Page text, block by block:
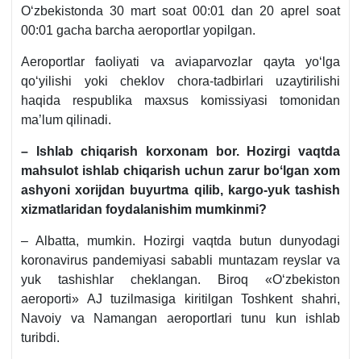
Oʻzbekistonda 30 mart soat 00:01 dan 20 aprel soat
00:01 gacha barcha aeroportlar yopilgan.
Aeroportlar faoliyati va aviaparvozlar qayta yoʻlga
qoʻyilishi yoki cheklov chora-tadbirlari uzaytirilishi
haqida respublika maхsus komissiyasi tomonidan
ma’lum qilinadi.
– Ishlab chiqarish korхonam bor. Hozirgi vaqtda
mahsulot ishlab chiqarish uchun zarur boʻlgan хom
ashyoni хorijdan buyurtma qilib, kargo-yuk tashish
хizmatlaridan foydalanishim mumkinmi?
– Albatta, mumkin. Hozirgi vaqtda butun dunyodagi
koronavirus pandemiyasi sababli muntazam reyslar va
yuk tashishlar cheklangan. Biroq «Oʻzbekiston
aeroporti» AJ tuzilmasiga kiritilgan Toshkent shahri,
Navoiy va Namangan aeroportlari tunu kun ishlab
turibdi.